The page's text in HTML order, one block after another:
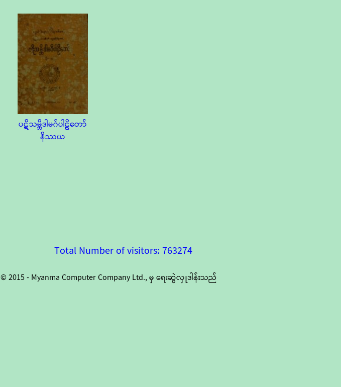
ပဋိသမ္ဘိဒါမဂ်ပါဠိတော်
နိဿယ
Total Number of visitors: 763274
© 2015 - Myanma Computer Company Ltd., မှ ရေးဆွဲလှူဒါန်းသည်